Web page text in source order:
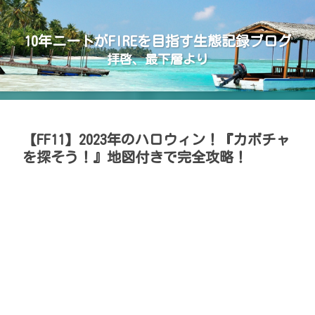
10年ニートがFIREを目指す生態記録ブログ
拝啓、最下層より
【FF11】2023年のハロウィン！『カボチャ
を探そう！』地図付きで完全攻略！